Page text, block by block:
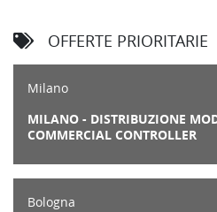
OFFERTE PRIORITARIE
Milano
MILANO - DISTRIBUZIONE
COMMERCIAL CONTROLLER
Bologna